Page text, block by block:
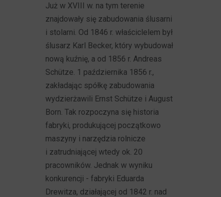
Już w XVIII w. na tym terenie
znajdowały się zabudowania ślusarni
i stolarni. Od 1846 r. właściclelem był
ślusarz Karl Becker, który wybudował
nową kuźnię, a od 1856 r. Andreas
Schütze. 1 października 1856 r.,
zakładając spółkę zabudowania
wydzierżawili Ernst Schütze i August
Born. Tak rozpoczyna się historia
fabryki, produkującej początkowo
maszyny i narzędzia rolnicze
i zatrudniającej wtedy ok. 20
pracowników. Jednak w wyniku
konkurencji - fabryki Eduarda
Drewitza, działającej od 1842 r. nad